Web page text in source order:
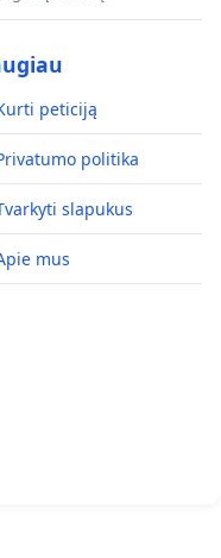
peticiją
politika
slapukus
mus